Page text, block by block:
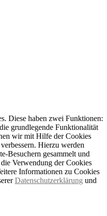
Diese haben zwei Funktionen:
grundlegende Funktionalität
wir mit Hilfe der Cookies
Hierzu werden
Besuchern gesammelt und
Verwendung der Cookies
Informationen zu Cookies
Datenschutzerklärung und